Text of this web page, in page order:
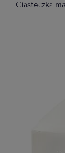
Ciasteczka